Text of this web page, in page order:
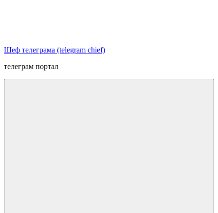
Шеф телеграма (telegram chief)
телеграм портал